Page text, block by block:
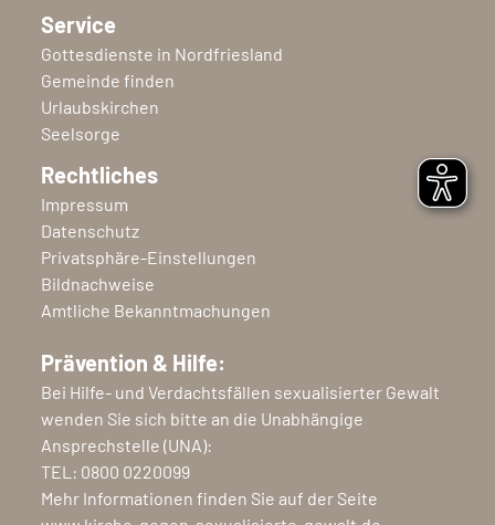
Service
Gottesdienste in Nordfriesland
Gemeinde finden
Urlaubskirchen
Seelsorge
Rechtliches
Impressum
Datenschutz
Privatsphäre-Einstellungen
Bildnachweise
Amtliche Bekanntmachungen
Prävention & Hilfe:
Bei Hilfe- und Verdachtsfällen sexualisierter Gewalt
wenden Sie sich bitte an die Unabhängige
Ansprechstelle (UNA):
TEL: 0800 0220099
Mehr Informationen finden Sie auf der Seite